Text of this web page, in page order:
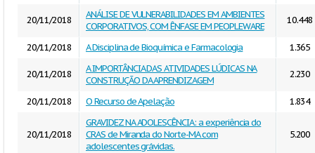
20/11/2018
ANÁLISE DE VULNERABILIDADES EM AMBIENTES
CORPORATIVOS, COM ÊNFASE EM PEOPLEWARE
10.448
20/11/2018 A Disciplina de Bioquímica e Farmacologia 1.365
20/11/2018
A IMPORTÂNCIA DAS ATIVIDADES LÚDICAS NA
CONSTRUÇÃO DA APRENDIZAGEM
2.230
20/11/2018 O Recurso de Apelação 1.834
20/11/2018
GRAVIDEZ NA ADOLESCÊNCIA: a experiência do
CRAS de Miranda do Norte-MA com
adolescentes grávidas.
5.200